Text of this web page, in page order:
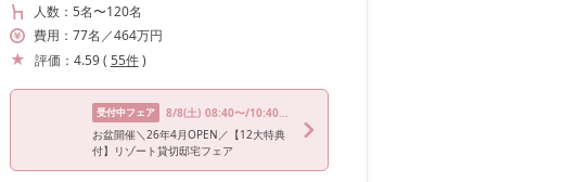
人数： 5名〜120名
費用： 77名 ／464万円
評価： 4.59( 55件)
受付中フェア 8/8(土) 08:40〜/10:40〜/13:45〜/15:45〜/18:00〜
お盆開催＼26年4月OPEN／【12大特典
付】リゾート貸切邸宅フェア